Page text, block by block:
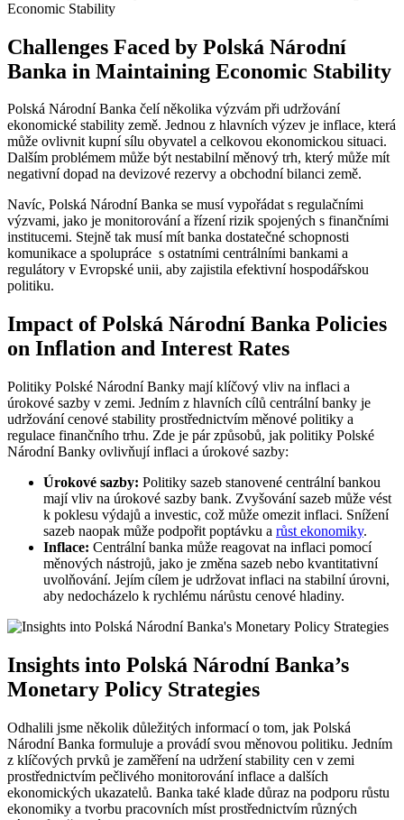
Challenges Faced⁤ by Polská ⁢Národní
Banka in ‍Maintaining Economic‍ Stability
Polská Národní Banka čelí několika výzvám při udržování
ekonomické​ stability země. Jednou z hlavních výzev je inflace, ⁢která
může ovlivnit kupní sílu obyvatel ⁤a celkovou ekonomickou situaci.
Dalším problémem může být⁤nestabilní měnový trh, který může mít
‍negativní dopad na devizové rezervy a obchodní bilanci země.
Navíc, Polská Národní Banka se‌ musí vypořádat ⁤s regulačními
výzvami, jako je monitorování ​a řízení rizik spojených‌ s⁢ finančními⁢
institucemi. ⁤Stejně tak musí mít banka dostatečné schopnosti
komunikace a spolupráce ‌ s ostatními centrálními bankami ⁣a
regulátory​ v Evropské ‍unii, aby zajistila efektivní hospodářskou
politiku.
Impact of Polská Národní⁣ Banka Policies⁣
on Inflation and Interest ​Rates
Politiky Polské‍ Národní ‍Banky mají klíčový vliv na inflaci a
úrokové sazby v zemi. Jedním ⁢z hlavních cílů centrální banky je
udržování ⁤cenové stability prostřednictvím měnové politiky a
regulace finančního trhu. ‍Zde je pár způsobů, jak politiky Polské
⁤Národní Banky ovlivňují inflaci a úrokové sazby:
Úrokové sazby: Politiky sazeb stanovené ‌centrální bankou
‌mají vliv na úrokové sazby bank. Zvyšování sazeb může vést
k poklesu ‍výdajů a investic, což může omezit‌ inflaci. Snížení
⁣sazeb naopak ‌může​ podpořit⁣ poptávku a‌ růst ekonomiky.
Inflace: Centrální banka‍ může ⁢reagovat na inflaci pomocí ​
měnových‌ nástrojů, jako je změna sazeb nebo ⁤kvantitativní
uvolňování. Jejím cílem⁣ je ⁣udržovat​ inflaci na stabilní úrovni,
aby nedocházelo​ k ⁤rychlému nárůstu cenové hladiny.
Insights into Polská ‍Národní Banka’s
Monetary Policy Strategies
Odhalili jsme několik důležitých informací ⁤o tom, jak Polská
Národní Banka ⁢formuluje a⁣ provádí svou měnovou politiku. ⁤Jedním
z klíčových prvků ​je zaměření na udržení stability ‍cen v zemi
prostřednictvím pečlivého monitorování inflace a dalších
ekonomických ukazatelů.⁢ Banka také klade důraz na podporu růstu
ekonomiky‍ a tvorbu pracovních míst prostřednictvím různých